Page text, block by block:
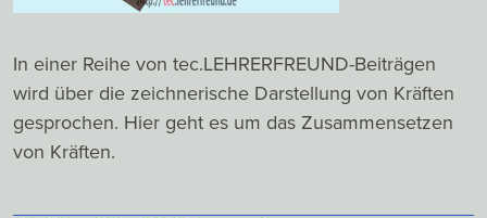
In einer Reihe von tec.LEHRERFREUND-Beiträgen
wird über die zeichnerische Darstellung von Kräften
gesprochen. Hier geht es um das Zusammensetzen
von Kräften.